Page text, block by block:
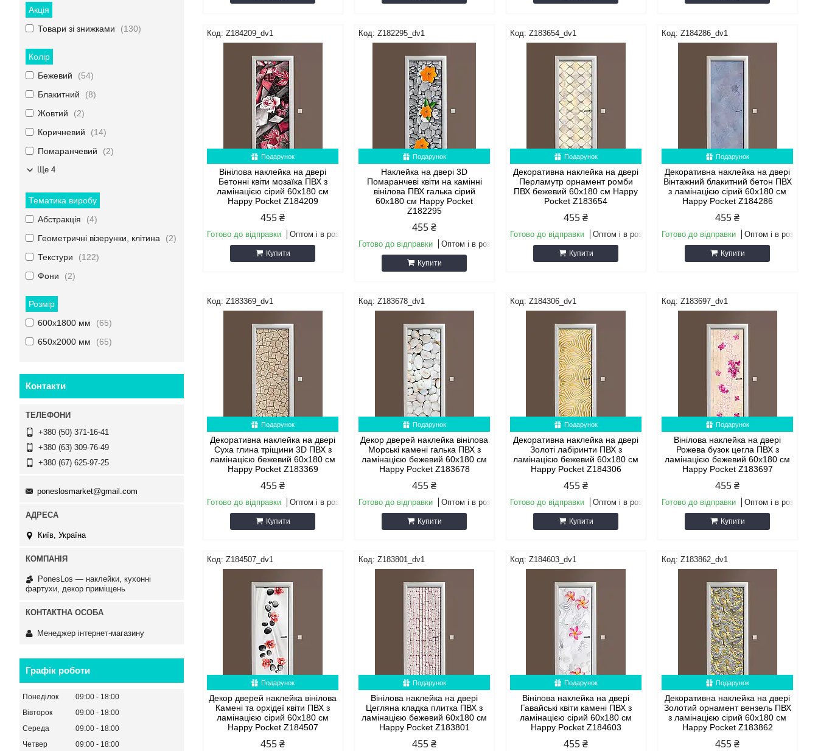
Z184209_dv1
Подарунок
Вінілова наклейка на двері
Бетонні квіти мозаїка ПВХ з
ламінацією сірий 60х180 см
Happy Pocket Z184209
455 ₴
Готово до відправки Оптом і в роздріб
Купити
Z182295_dv1
Подарунок
Наклейка на двері 3D
Помаранчеві квіти на камінні
вінілова ПВХ галька сірий
60х180 см Happy Pocket
Z182295
455 ₴
Готово до відправки Оптом і в роздріб
Купити
Z183654_dv1
Подарунок
Декоративна наклейка на двері
Перламутр орнамент ромби
ПВХ бежевий 60х180 см Happy
Pocket Z183654
455 ₴
Готово до відправки Оптом і в роздріб
Купити
Z184286_dv1
Подарунок
Декоративна наклейка на двері
Вінтажний блакитний бетон ПВХ
з ламінацією сірий 60х180 см
Happy Pocket Z184286
455 ₴
Готово до відправки Оптом і в роздріб
Купити
Z183369_dv1
Подарунок
Декоративна наклейка на двері
Суха глина тріщини 3D ПВХ з
ламінацією бежевий 60х180 см
Happy Pocket Z183369
455 ₴
Готово до відправки Оптом і в роздріб
Купити
Z183678_dv1
Подарунок
Декор дверей наклейка вінілова
Морські камені галька ПВХ з
ламінацією бежевий 60х180 см
Happy Pocket Z183678
455 ₴
Готово до відправки Оптом і в роздріб
Купити
Z184306_dv1
Подарунок
Декоративна наклейка на двері
Золоті лабіринти ПВХ з
ламінацією бежевий 60х180 см
Happy Pocket Z184306
455 ₴
Готово до відправки Оптом і в роздріб
Купити
Z183697_dv1
Подарунок
Вінілова наклейка на двері
Рожева бузок цегла ПВХ з
ламінацією бежевий 60х180 см
Happy Pocket Z183697
455 ₴
Готово до відправки Оптом і в роздріб
Купити
Z184507_dv1
Подарунок
Декор дверей наклейка вінілова
Камені та орхідеї квіти ПВХ з
ламінацією сірий 60х180 см
Happy Pocket Z184507
455 ₴
Z183801_dv1
Подарунок
Вінілова наклейка на двері
Цегляна кладка плитка ПВХ з
ламінацією бежевий 60х180 см
Happy Pocket Z183801
455 ₴
Z184603_dv1
Подарунок
Вінілова наклейка на двері
Гавайські квіти камені ПВХ з
ламінацією сірий 60х180 см
Happy Pocket Z184603
455 ₴
Z183862_dv1
Подарунок
Декоративна наклейка на двері
Золотий орнамент вензель ПВХ
з ламінацією сірий 60х180 см
Happy Pocket Z183862
455 ₴
Акція
Товари зі знижками
130
Колір
Бежевий
54
Блакитний
8
Жовтий
2
Коричневий
14
Помаранчевий
2
Ще 4
Тематика виробу
Абстракція
4
Геометричні візерунки, клітина
2
Текстури
122
Фони
2
Розмір
600х1800 мм
65
650х2000 мм
65
Контакти
+380 (50) 371-16-41
+380 (63) 309-76-49
+380 (67) 625-97-25
poneslosmarket@gmail.com
Київ, Україна
PonesLos ― наклейки, кухонні
фартухи, декор приміщень
Менеджер інтернет-магазину
Графік роботи
Понеділок 09:00
18:00
Вівторок
09:00
18:00
Середа
09:00
18:00
Четвер
09:00
18:00